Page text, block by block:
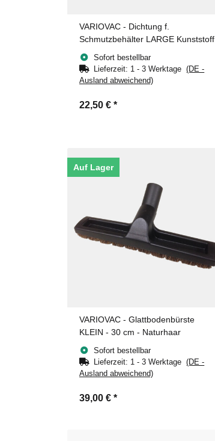
VARIOVAC - Dichtung f.
Schmutzbehälter LARGE Kunststoff
Sofort bestellbar
Lieferzeit: 1 - 3 Werktage(DE -
Ausland abweichend)
22,50 € *
Auf Lager
VARIOVAC - Glattbodenbürste
KLEIN - 30 cm - Naturhaar
Sofort bestellbar
Lieferzeit: 1 - 3 Werktage(DE -
Ausland abweichend)
39,00 € *